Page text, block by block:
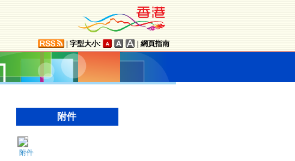
字型大小: 網頁指南
附件
附件